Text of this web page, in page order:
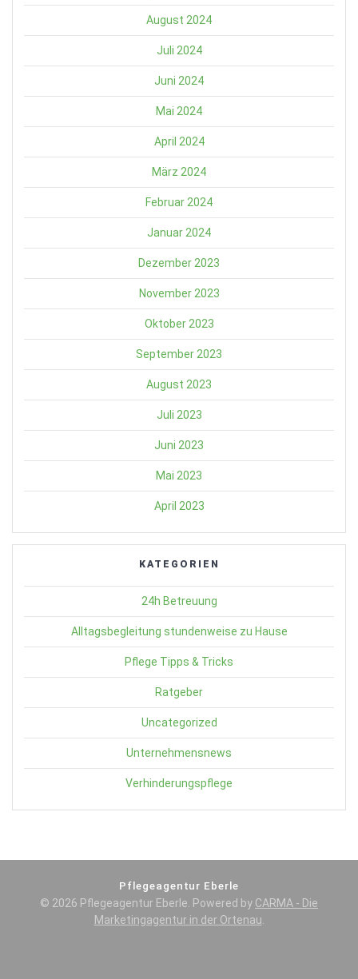
August 2024
Juli 2024
Juni 2024
Mai 2024
April 2024
März 2024
Februar 2024
Januar 2024
Dezember 2023
November 2023
Oktober 2023
September 2023
August 2023
Juli 2023
Juni 2023
Mai 2023
April 2023
KATEGORIEN
24h Betreuung
Alltagsbegleitung stundenweise zu Hause
Pflege Tipps & Tricks
Ratgeber
Uncategorized
Unternehmensnews
Verhinderungspflege
Pflegeagentur Eberle
© 2026 Pflegeagentur Eberle. Powered by CARMA - Die
Marketingagentur in der Ortenau